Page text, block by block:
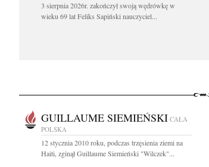
3 sierpnia 2026r. zakończył swoją wędrówkę w
wieku 69 lat Feliks Sapiński nauczyciel...
GUILLAUME SIEMIEŃSKI CAŁA
POLSKA
12 stycznia 2010 roku, podczas trzęsienia ziemi na
Haiti, zginął Guillaume Siemieński "Wilczek"...